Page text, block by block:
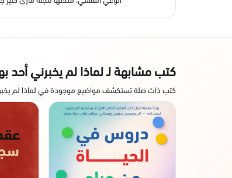
كتب مشابهة لـ لماذا لم يخبرني أحد
كتب ذات صلة تستكشف مواضيع موجودة في لماذا لم